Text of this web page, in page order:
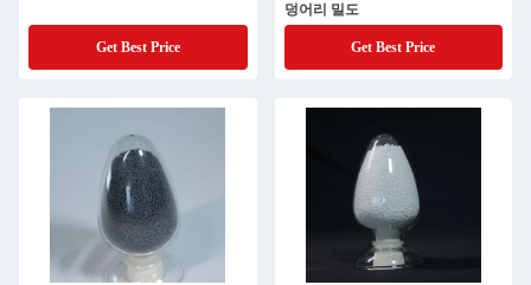
Get Best Price
덩어리 밀도
Get Best Price